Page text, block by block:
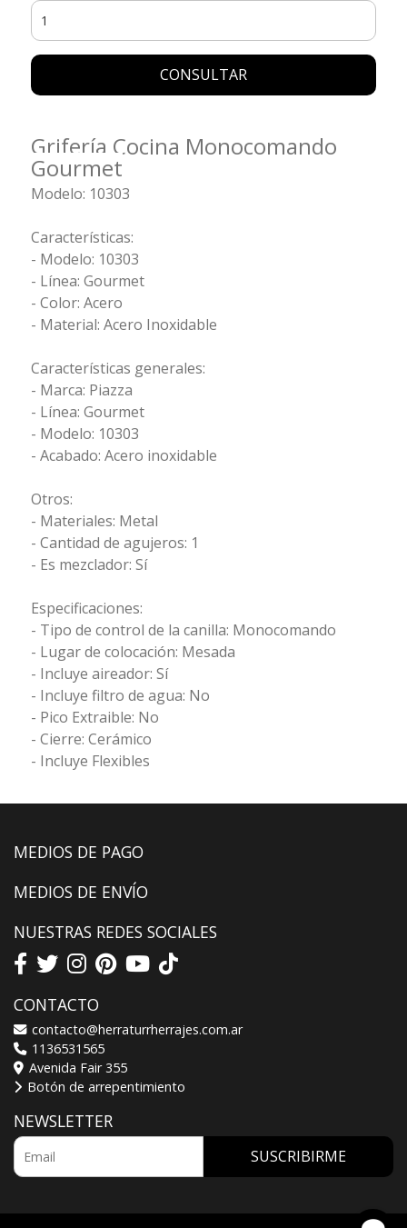
CONSULTAR
Grifería Cocina Monocomando
Gourmet
Modelo: 10303
Características:
- Modelo: 10303
- Línea: Gourmet
- Color: Acero
- Material: Acero Inoxidable
Características generales:
- Marca: Piazza
- Línea: Gourmet
- Modelo: 10303
- Acabado: Acero inoxidable
Otros:
- Materiales: Metal
- Cantidad de agujeros: 1
- Es mezclador: Sí
Especificaciones:
- Tipo de control de la canilla: Monocomando
- Lugar de colocación: Mesada
- Incluye aireador: Sí
- Incluye filtro de agua: No
- Pico Extraible: No
- Cierre: Cerámico
- Incluye Flexibles
MEDIOS DE PAGO
MEDIOS DE ENVÍO
NUESTRAS REDES SOCIALES
CONTACTO
contacto@herraturrherrajes.com.ar
1136531565
Avenida Fair 355
Botón de arrepentimiento
NEWSLETTER
SUSCRIBIRME